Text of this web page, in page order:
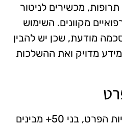
תרופות, מכשירים לניטור
מקוונים. השימוש
מודעת, שכן יש להבין
מדויק ואת ההשלכות
עם העלייה במודעות לזכויות הפרט, בני 50+ מבינים